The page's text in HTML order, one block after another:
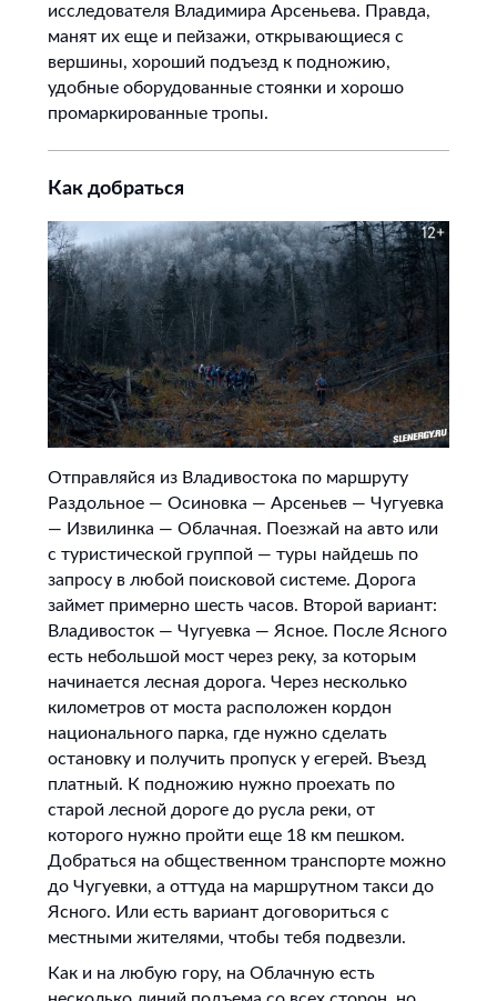
исследователя Владимира Арсеньева. Правда,
манят их еще и пейзажи, открывающиеся с
вершины, хороший подъезд к подножию,
удобные оборудованные стоянки и хорошо
промаркированные тропы.
Как добраться
Отправляйся из Владивостока по маршруту
Раздольное — Осиновка — Арсеньев — Чугуевка
— Извилинка — Облачная. Поезжай на авто или
с туристической группой — туры найдешь по
запросу в любой поисковой системе. Дорога
займет примерно шесть часов. Второй вариант:
Владивосток — Чугуевка — Ясное. После Ясного
есть небольшой мост через реку, за которым
начинается лесная дорога. Через несколько
километров от моста расположен кордон
национального парка, где нужно сделать
остановку и получить пропуск у егерей. Въезд
платный. К подножию нужно проехать по
старой лесной дороге до русла реки, от
которого нужно пройти еще 18 км пешком.
Добраться на общественном транспорте можно
до Чугуевки, а оттуда на маршрутном такси до
Ясного. Или есть вариант договориться с
местными жителями, чтобы тебя подвезли.
Как и на любую гору, на Облачную есть